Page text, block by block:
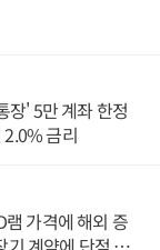
장' 5만 계좌 한정
2.0% 금리
가격에 해외 증